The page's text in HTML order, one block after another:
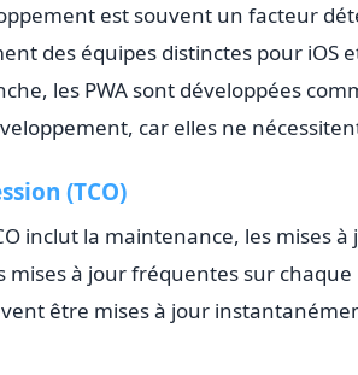
est souvent un facteur
des équipes distinctes pour iOS
les PWA sont développées
car elles ne
(TCO)
inclut la maintenance, les mises
mises à jour fréquentes sur
être mises à jour